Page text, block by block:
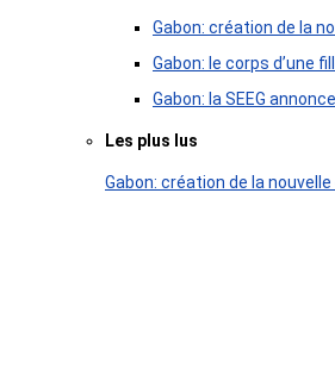
Gabon: création de la
Gabon: le corps d’une
Gabon: la SEEG
Les plus lus
Gabon: création de la